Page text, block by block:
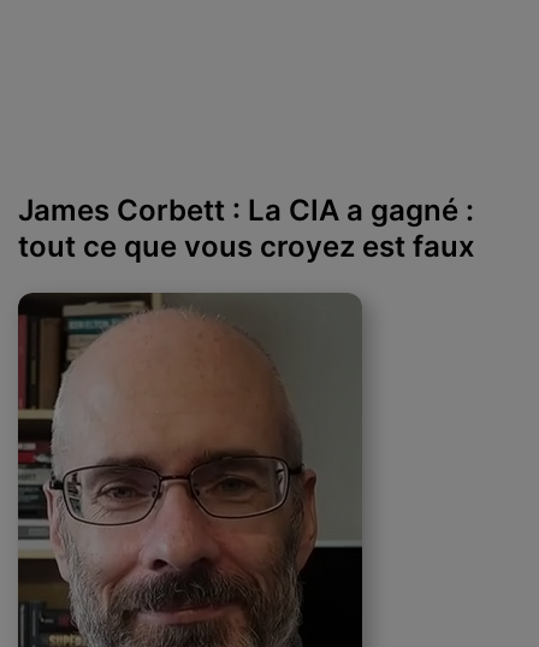
James Corbett : La CIA a gagné :
tout ce que vous croyez est faux